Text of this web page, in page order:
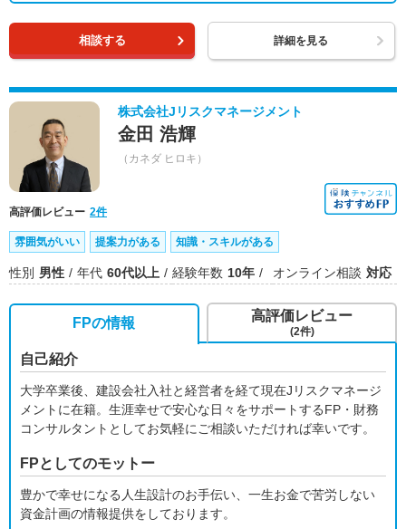
相談する 詳細を見る
株式会社Jリスクマネージメント
金田 浩輝
（カネダ ヒロキ）
高評価レビュー 2件
雰囲気がいい 提案力がある 知識・スキルがある
性別 男性 年代 60代以上 経験年数 10年 オンライン相談 対応
FPの情報
自己紹介
大学卒業後、建設会社入社と経営者を経て現在Jリスクマネージ
メントに在籍。生涯幸せで安心な日々をサポートするFP・財務
コンサルタントとしてお気軽にご相談いただければ幸いです。
FPとしてのモットー
豊かで幸せになる人生設計のお手伝い、一生お金で苦労しない
資金計画の情報提供をしております。
高評価レビュー
(2件)